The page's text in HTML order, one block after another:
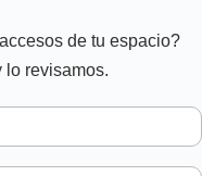
de tu espacio?
lo revisamos.